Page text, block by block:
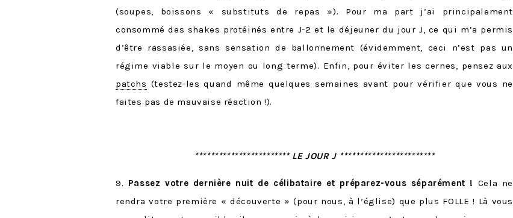
(soupes, boissons « substituts de repas »). Pour ma part j’ai principalement
consommé des shakes protéinés entre J-2 et le déjeuner du jour J, ce qui m’a permis
d’être rassasiée, sans sensation de ballonnement (évidemment, ceci n’est pas un
régime viable sur le moyen ou long terme). Enfin, pour éviter les cernes, pensez aux
patchs (testez-les quand même quelques semaines avant pour vérifier que vous ne
faites pas de mauvaise réaction !).
************************ LE JOUR J ************************
9. Passez votre dernière nuit de célibataire et préparez-vous séparément ! Cela ne
rendra votre première « découverte » (pour nous, à l’église) que plus FOLLE ! Là vous